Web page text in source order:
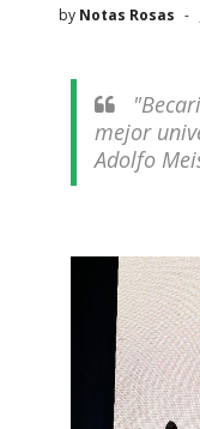
by Notas Rosas
mejor
Adolfo